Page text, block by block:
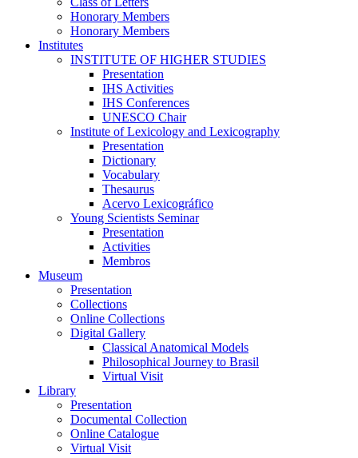
Honorary Members
Honorary Members
Institutes
INSTITUTE OF HIGHER STUDIES
Presentation
IHS Activities
IHS Conferences
UNESCO Chair
Institute of Lexicology and Lexicography
Presentation
Dictionary
Vocabulary
Thesaurus
Acervo Lexicográfico
Young Scientists Seminar
Presentation
Activities
Membros
Museum
Presentation
Collections
Online Collections
Digital Gallery
Classical Anatomical Models
Philosophical Journey to Brasil
Virtual Visit
Library
Presentation
Documental Collection
Online Catalogue
Virtual Visit